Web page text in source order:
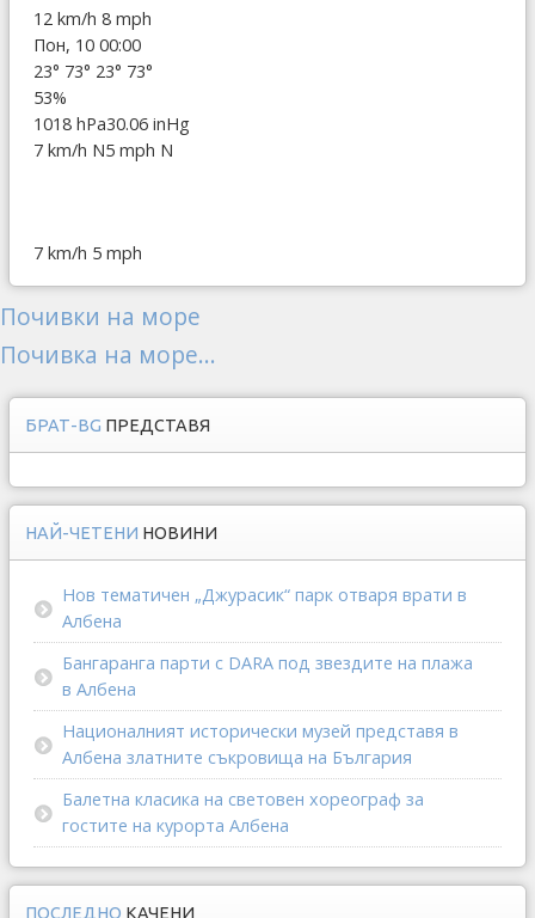
12 km/h 8 mph
Пон, 10 00:00
23° 73° 23° 73°
53%
1018 hPa30.06 inHg
7 km/h N5 mph N
7 km/h 5 mph
Почивки на море
Почивка на море...
БРАТ-BG ПРЕДСТАВЯ
НАЙ-ЧЕТЕНИ НОВИНИ
Нов тематичен „Джурасик“ парк отваря врати в
Албена
Бангаранга парти с DARA под звездите на плажа
в Албена
Националният исторически музей представя в
Албена златните съкровища на България
Балетна класика на световен хореограф за
гостите на курорта Албена
ПОСЛЕДНО КАЧЕНИ